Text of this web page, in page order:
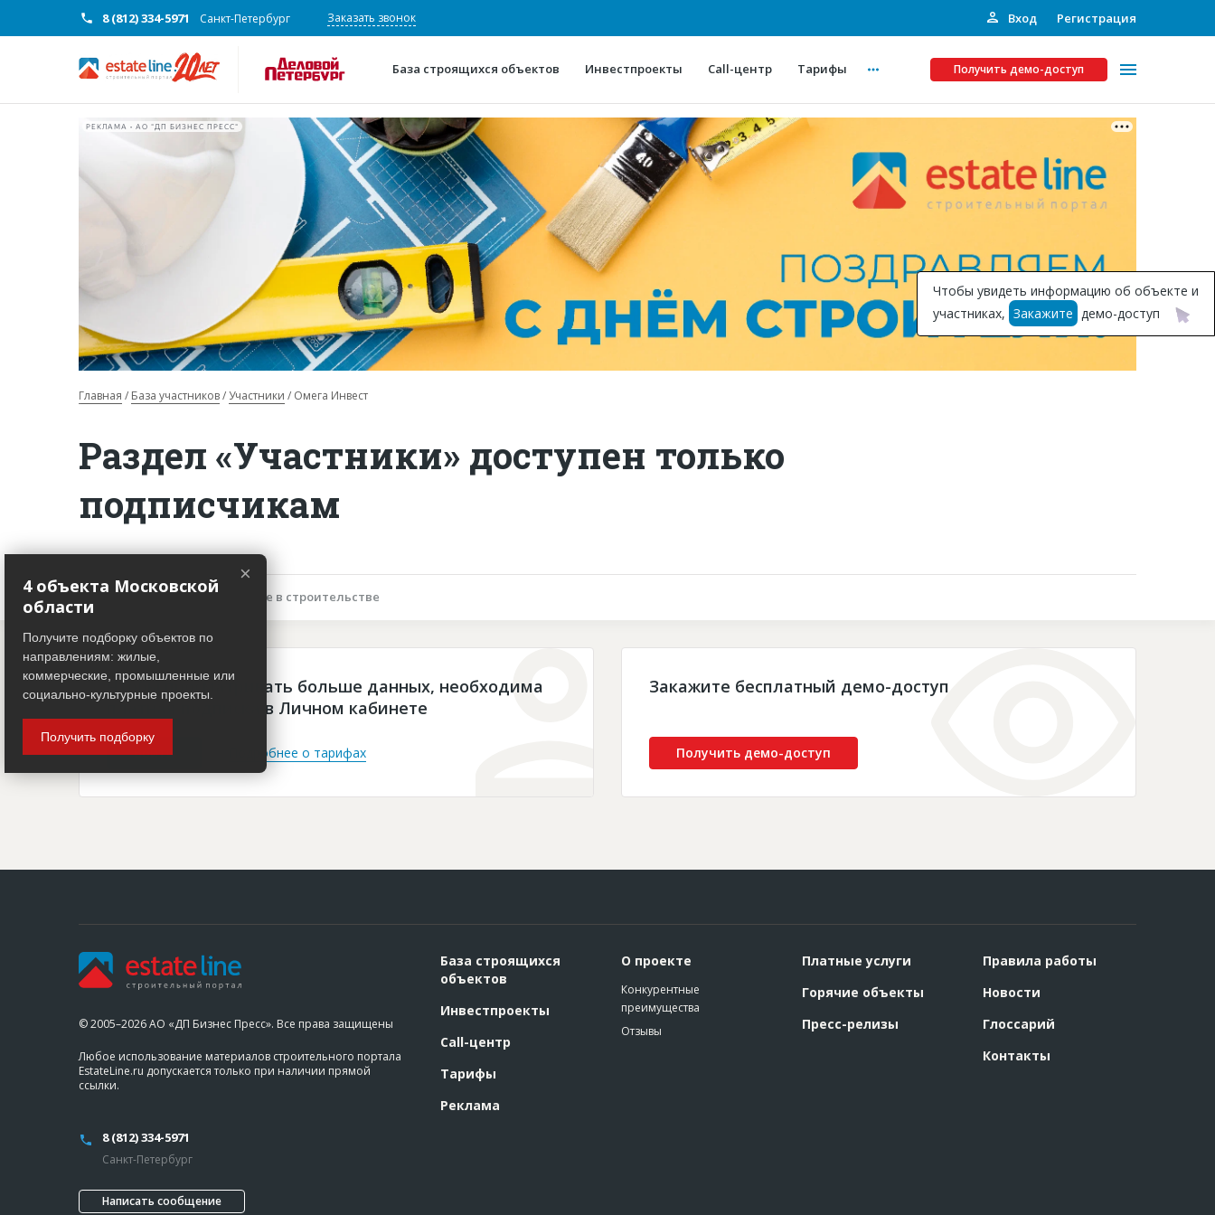
8 (812) 334-5971 Санкт-Петербург Заказать звонок Вход Регистрация
База строящихся объектов Инвестпроекты Call-центр Тарифы Получить демо-доступ
О проекте
Конкурентные преимущества
Горячие объекты
Глоссарий
Платные услуги
Рекламодателям
Инвестпроекты
Подписка на Базу
РЕКЛАМА • АО "ДП БИЗНЕС ПРЕСС"
Главная База участников Участники Омега Инвест
Раздел «Участники» доступен только
подписчикам
Описание объекта Участие в строительстве
Чтобы просматривать больше данных, необходима
платная подписка в Личном кабинете
Войти Подробнее о тарифах
Закажите бесплатный демо-доступ
Получить демо-доступ
Чтобы увидеть информацию об объекте и
участниках, Закажите демо-доступ
© 2005–2026 АО «ДП Бизнес Пресс». Все права защищены
Любое использование материалов строительного портала
EstateLine.ru допускается только при наличии прямой
ссылки.
8 (812) 334-5971
Санкт-Петербург
Написать сообщение
База строящихся
объектов
Инвестпроекты
Call-центр
Тарифы
Реклама
О проекте
Конкурентные
преимущества
Отзывы
Платные услуги
Горячие объекты
Пресс-релизы
Правила работы
Новости
Глоссарий
Контакты
×
4 объекта Московской
области
Получите подборку объектов по
направлениям: жилые,
коммерческие, промышленные или
социально-культурные проекты.
Получить подборку